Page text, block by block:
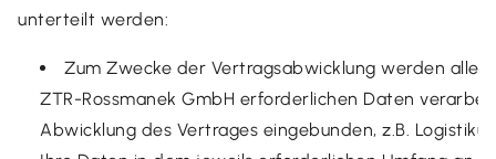
unterteilt werden:
Zum Zwecke der Vertragsabwicklung werden alle
ZTR-Rossmanek GmbH erforderlichen Daten
Abwicklung des Vertrages eingebunden, z.B.